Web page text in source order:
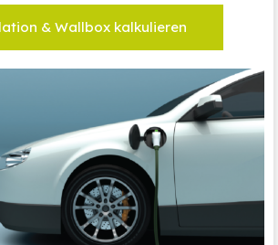
& Wallbox kalkulieren